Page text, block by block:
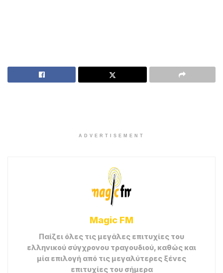
ADVERTISEMENT
Magic FM
Παίζει όλες τις μεγάλες επιτυχίες του
ελληνικού σύγχρονου τραγουδιού, καθώς και
μία επιλογή από τις μεγαλύτερες ξένες
επιτυχίες του σήμερα